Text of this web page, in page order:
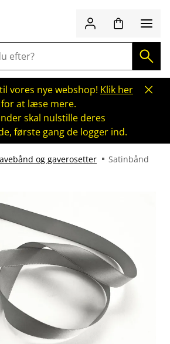
vores nye webshop! Klik her
for at læse mere.
skal nulstille deres
første gang de logger ind.
og gaverosetter Satinbånd